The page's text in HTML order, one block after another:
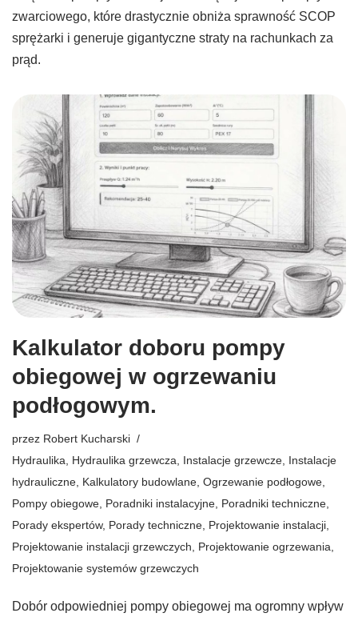
zwarciowego, które drastycznie obniża sprawność SCOP
sprężarki i generuje gigantyczne straty na rachunkach za
prąd.
Kalkulator doboru pompy
obiegowej w ogrzewaniu
podłogowym.
przez Robert Kucharski
Hydraulika
Hydraulika grzewcza Instalacje grzewcze Instalacje
hydrauliczne Kalkulatory budowlane Ogrzewanie podłogowe
Pompy obiegowe Poradniki instalacyjne Poradniki techniczne
Porady ekspertów, Porady techniczne Projektowanie instalacji
Projektowanie instalacji grzewczych
Projektowanie ogrzewania
Projektowanie systemów grzewczych
Dobór odpowiedniej pompy obiegowej ma ogromny wpływ